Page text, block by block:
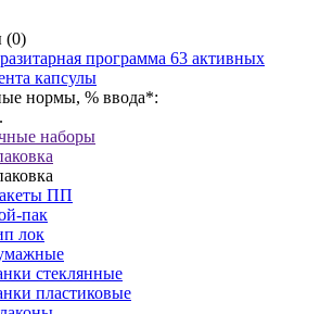
(0)
программа 63 активных
капсулы
нормы, % ввода*:
наборы
ПП
пак
лок
стеклянные
пластиковые